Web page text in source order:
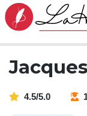
4.5/5.0